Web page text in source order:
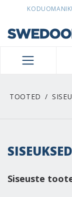
TOOTED
SISEUKSED
Siseuste